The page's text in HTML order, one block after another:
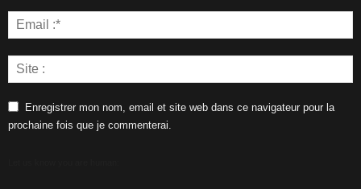
Enregistrer mon nom, email et site web dans ce navigateur pour la
prochaine fois que je commenterai.